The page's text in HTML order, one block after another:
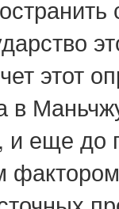
этот
в
и еще до